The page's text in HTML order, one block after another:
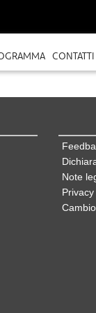
CONTATTI
Note
Privacy